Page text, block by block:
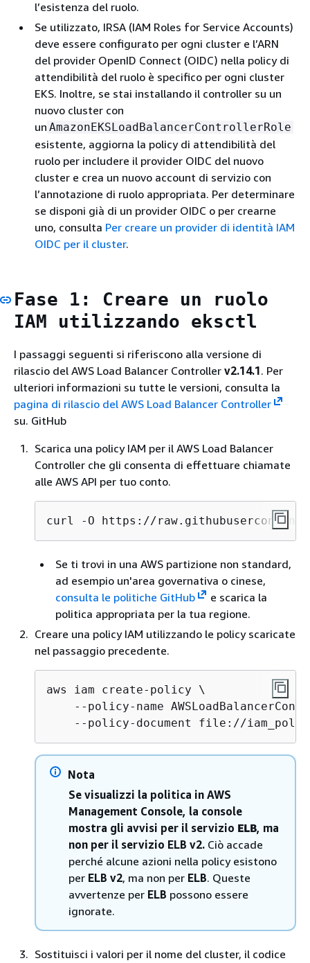
l’esistenza del ruolo.
Se utilizzato, IRSA (IAM Roles for Service Accounts)
deve essere configurato per ogni cluster e l’ARN
del provider OpenID Connect (OIDC) nella policy di
attendibilità del ruolo è specifico per ogni cluster
EKS. Inoltre, se stai installando il controller su un
nuovo cluster con
un AmazonEKSLoadBalancerControllerRole
esistente, aggiorna la policy di attendibilità del
ruolo per includere il provider OIDC del nuovo
cluster e crea un nuovo account di servizio con
l’annotazione di ruolo appropriata. Per determinare
se disponi già di un provider OIDC o per crearne
uno, consulta Per creare un provider di identità IAM
OIDC per il cluster.
Fase 1: Creare un ruolo
IAM utilizzando eksctl
I passaggi seguenti si riferiscono alla versione di
rilascio del AWS Load Balancer Controller v2.14.1. Per
ulteriori informazioni su tutte le versioni, consulta la
pagina di rilascio del AWS Load Balancer Controller
su. GitHub
Scarica una policy IAM per il AWS Load Balancer
Controller che gli consenta di effettuare chiamate
alle AWS API per tuo conto.
curl -O https://
Se ti trovi in una AWS partizione non standard,
ad esempio un'area governativa o cinese,
consulta le politiche GitHub
e scarica la
politica appropriata per la tua regione.
Creare una policy IAM utilizzando le policy scaricate
nel passaggio precedente.
aws iam create-policy \
--policy-name
--policy-document file://
Nota
Se visualizzi la politica in AWS
Management Console, la console
mostra gli avvisi per il servizio ELB, ma
non per il servizio ELB v2. Ciò accade
perché alcune azioni nella policy esistono
per ELB v2, ma non per ELB. Queste
avvertenze per ELB possono essere
ignorate.
Sostituisci i valori per il nome del cluster, il codice